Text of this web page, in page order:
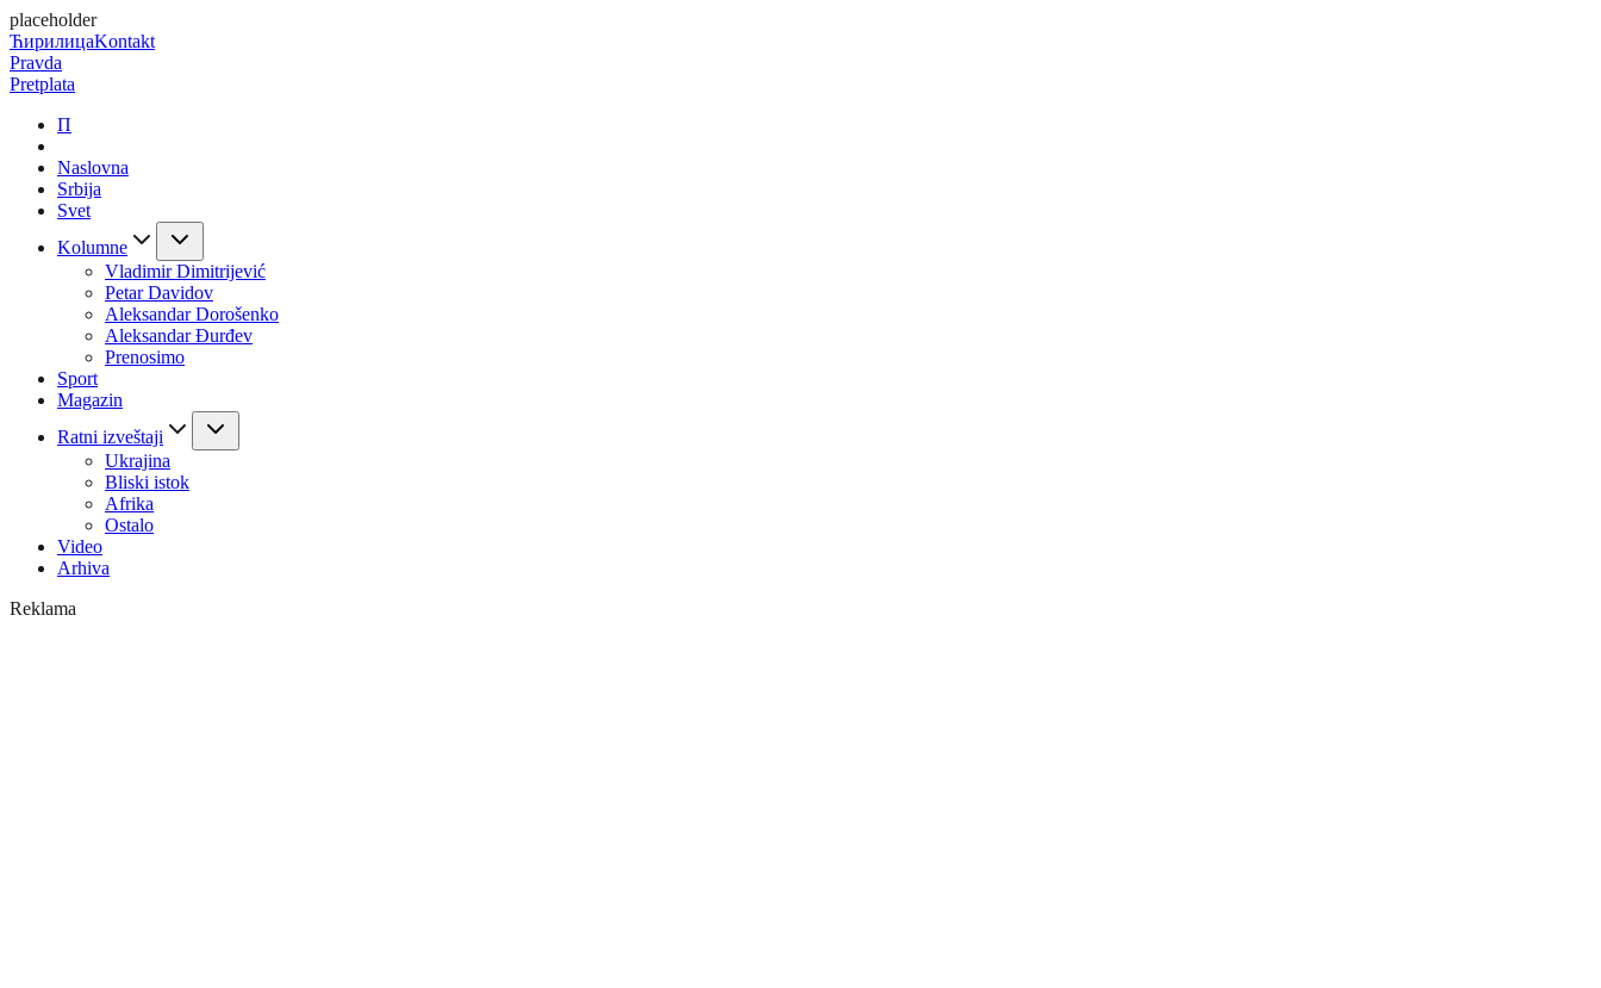
placeholder
ЋирилицаKontakt
Pravda
Pretplata
П
Naslovna
Srbija
Svet
Kolumne
Vladimir Dimitrijević
Petar Davidov
Aleksandar Dorošenko
Aleksandar Đurđev
Prenosimo
Sport
Magazin
Ratni izveštaji
Ukrajina
Bliski istok
Afrika
Ostalo
Video
Arhiva
Reklama